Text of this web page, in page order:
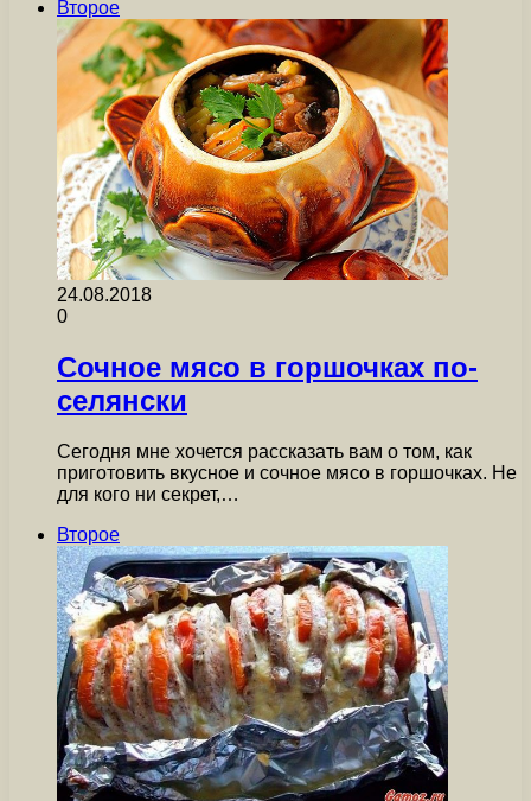
Второе
24.08.2018
0
Сочное мясо в горшочках по-
селянски
Сегодня мне хочется рассказать вам о том, как
приготовить вкусное и сочное мясо в горшочках. Не
для кого ни секрет,…
Второе